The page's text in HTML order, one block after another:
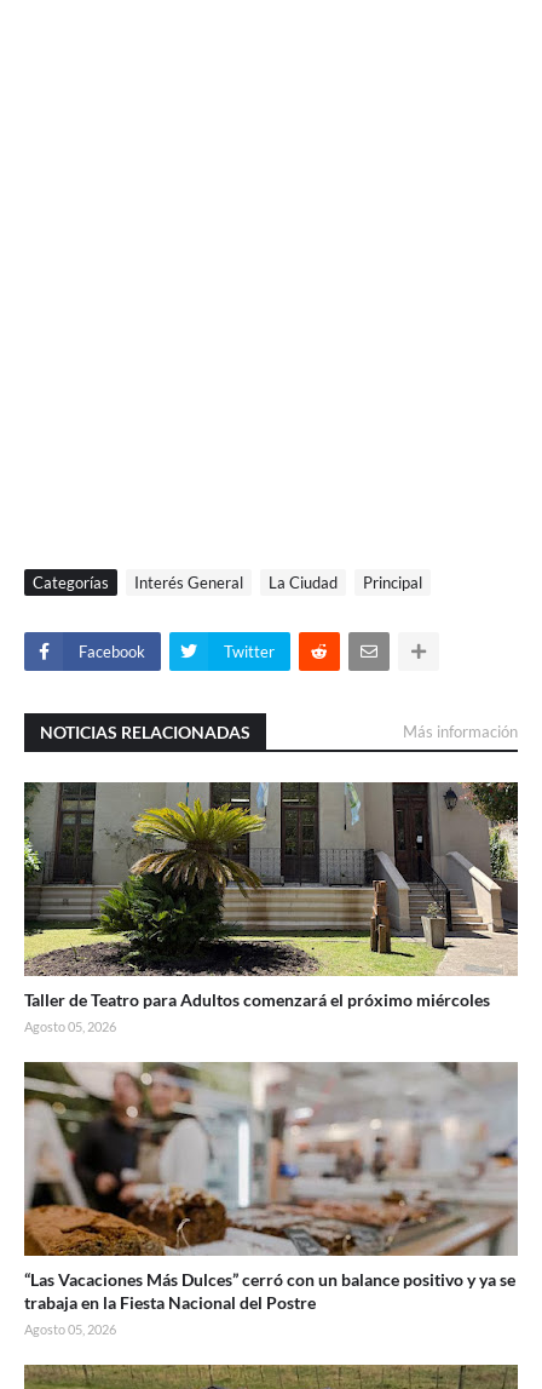
Categorías Interés General La Ciudad Principal
Facebook Twitter
NOTICIAS RELACIONADAS Más información
Taller de Teatro para Adultos comenzará el próximo miércoles
Agosto 05, 2026
“Las Vacaciones Más Dulces” cerró con un balance positivo y ya se
trabaja en la Fiesta Nacional del Postre
Agosto 05, 2026